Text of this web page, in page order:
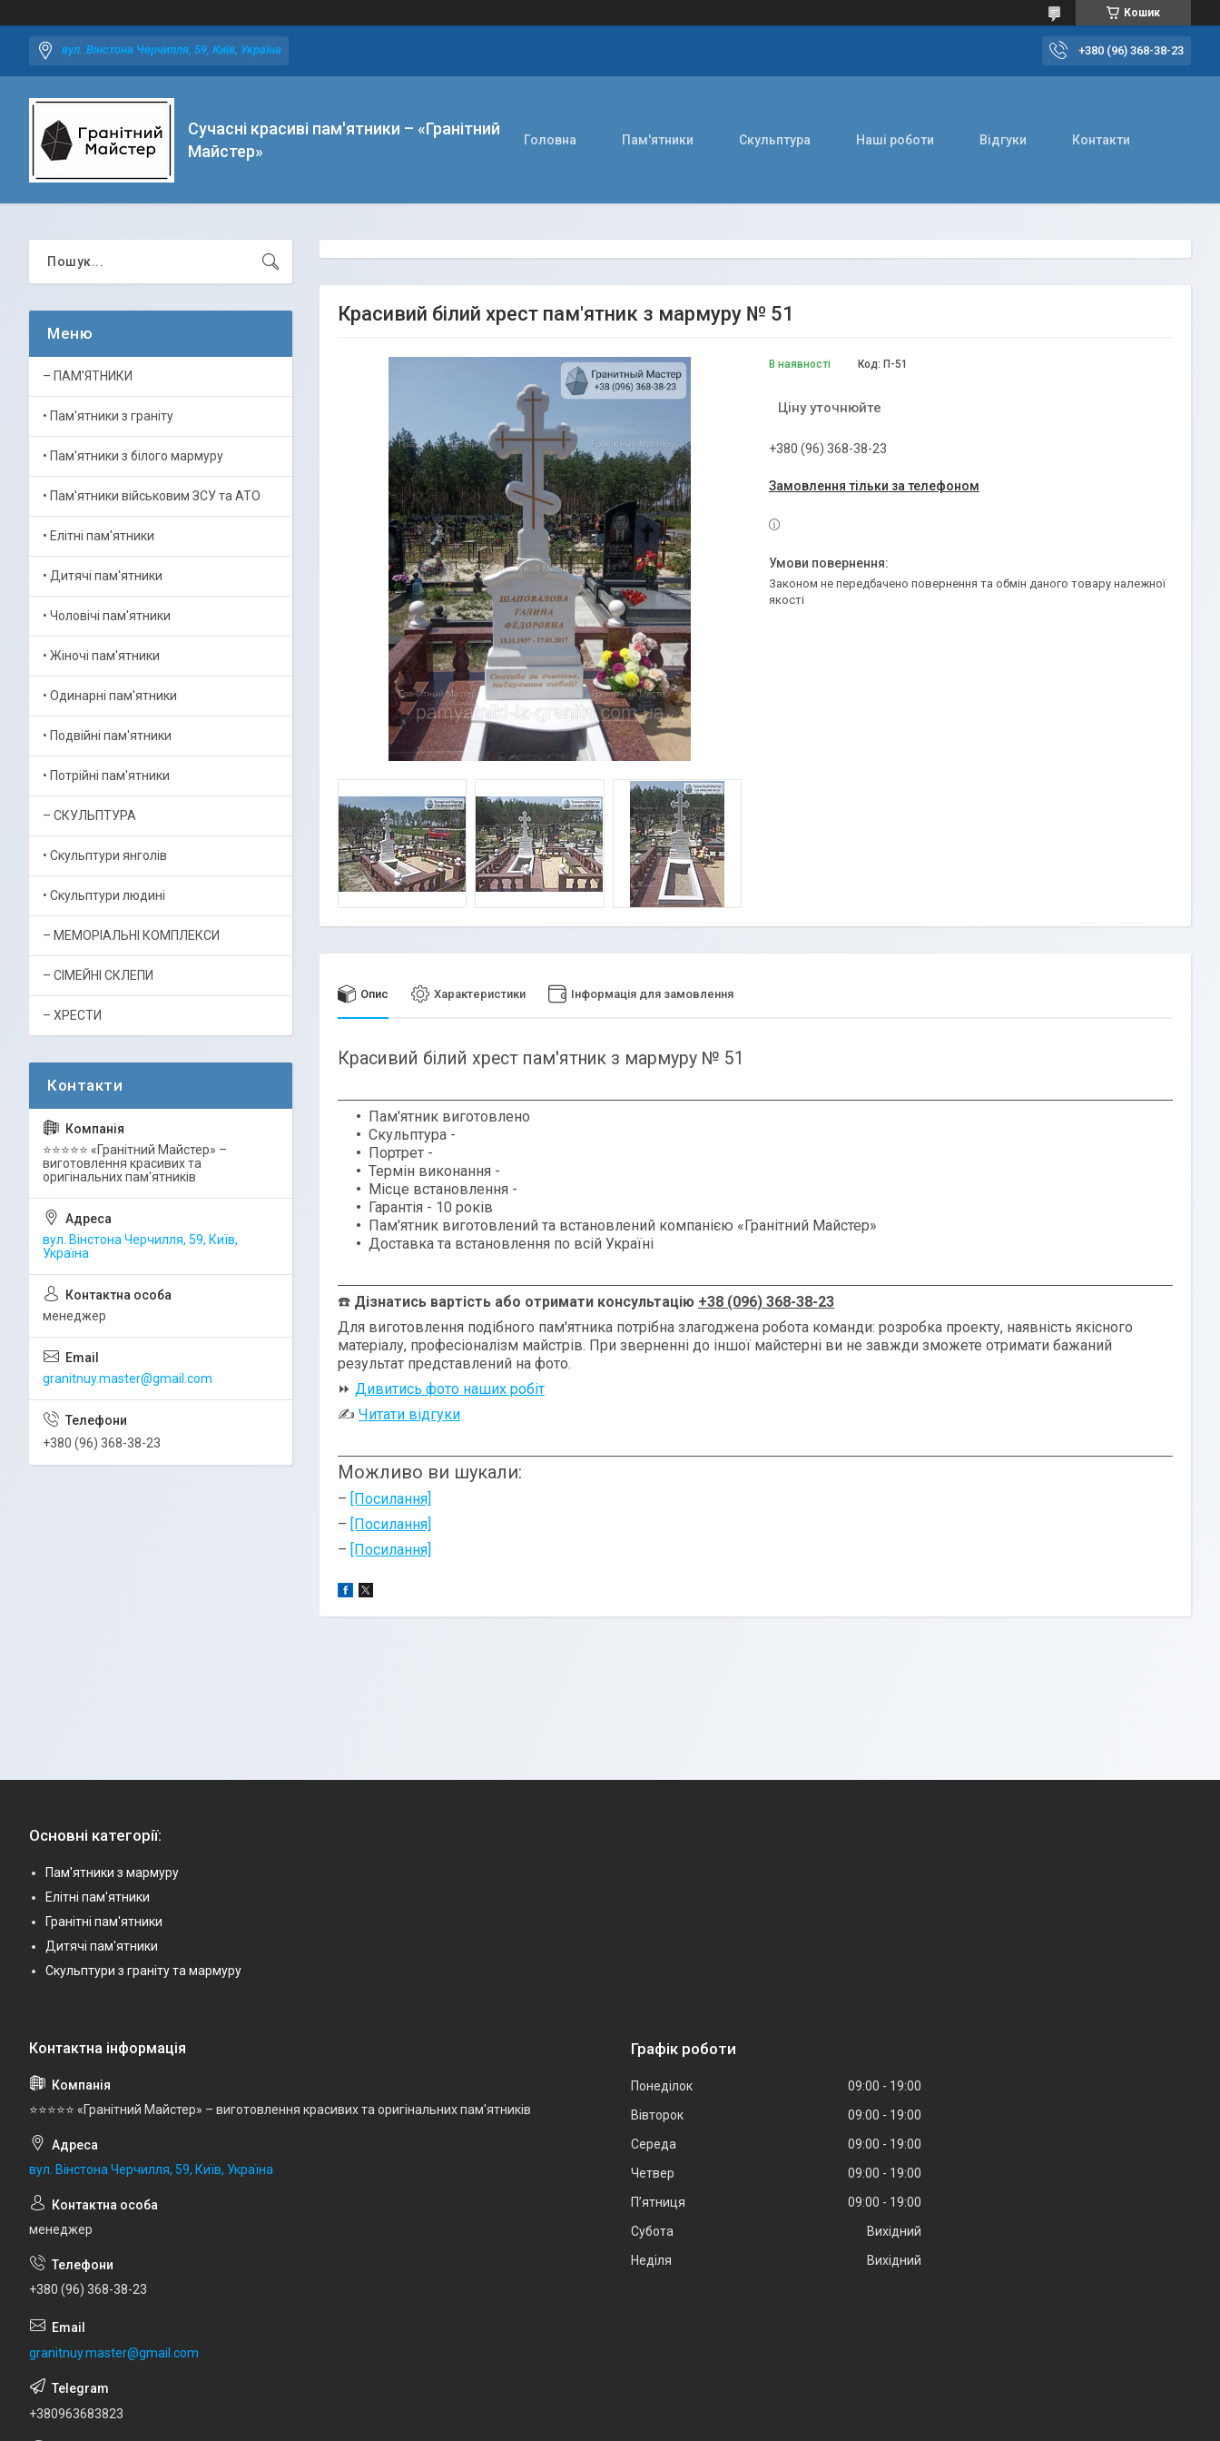
Кошик
вул. Вінстона Черчилля, 59, Київ, Україна +380 (96) 368-38-23
Сучасні красиві пам'ятники – «Гранітний
Майстер»
Головна Пам'ятники Скульптура Наші роботи Відгуки Контакти
Красивий білий хрест пам'ятник з мармуру № 51
В наявності Код: П-51
Ціну уточнюйте
+380 (96) 368-38-23
Замовлення тільки за телефоном
Законом не передбачено повернення та обмін даного товару належної
якості
Опис Характеристики Інформація для замовлення
Красивий білий хрест пам'ятник з мармуру № 51
Пам'ятник виготовлено
Скульптура -
Портрет -
Термін виконання -
Місце встановлення -
Гарантія - 10 років
Пам'ятник виготовлений та встановлений компанією «Гранітний Майстер»
Доставка та встановлення по всій Україні
☎️ Дізнатись вартість або отримати консультацію +38 (096) 368-38-23
Для виготовлення подібного пам'ятника потрібна злагоджена робота команди: розробка проекту, наявність якісного
матеріалу, професіоналізм майстрів. При зверненні до іншої майстерні ви не завжди зможете отримати бажаний
результат представлений на фото.
⏩ Дивитись фото наших робіт
✍ Читати відгуки
Можливо ви шукали:
– [Посилання]
– [Посилання]
– [Посилання]
– ПАМ'ЯТНИКИ
• Пам'ятники з граніту
• Пам'ятники з білого мармуру
• Пам'ятники військовим ЗСУ та АТО
• Елітні пам'ятники
• Дитячі пам'ятники
• Чоловічі пам'ятники
• Жіночі пам'ятники
• Одинарні пам'ятники
• Подвійні пам'ятники
• Потрійні пам'ятники
– СКУЛЬПТУРА
• Скульптури янголів
• Скульптури людині
– МЕМОРІАЛЬНІ КОМПЛЕКСИ
– СІМЕЙНІ СКЛЕПИ
– ХРЕСТИ
⭐⭐⭐⭐⭐ «Гранітний Майстер» –
виготовлення красивих та
оригінальних пам'ятників
вул. Вінстона Черчилля, 59, Київ,
Україна
менеджер
granitnuy.master@gmail.com
+380 (96) 368-38-23
Основні категорії:
Пам'ятники з мармуру
Елітні пам'ятники
Гранітні пам'ятники
Дитячі пам'ятники
Скульптури з граніту та мармуру
⭐⭐⭐⭐⭐ «Гранітний Майстер» – виготовлення красивих та оригінальних пам'ятників
вул. Вінстона Черчилля, 59, Київ, Україна
менеджер
+380 (96) 368-38-23
granitnuy.master@gmail.com
+380963683823
Графік роботи
Понеділок 09:00
19:00
Вівторок
09:00
19:00
Середа
09:00
19:00
Четвер
09:00
19:00
Пʼятниця
09:00
19:00
Субота
Вихідний
Неділя
Вихідний